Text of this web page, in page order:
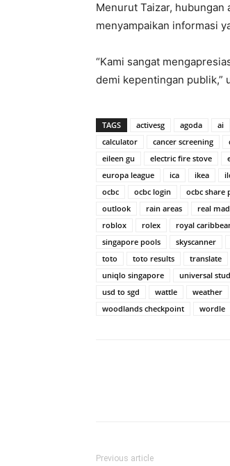
Menurut Taizar,
menyampaikan informasi
“Kami sangat
demi kepentingan publik,”
TAGS activesg agoda ai
calculator
cancer screening
eileen gu
electric fire stove
europa league
ica ikea
ocbc
ocbc login ocbc share
outlook
rain areas real
roblox
rolex royal
singapore pools
skyscanner
toto
toto results translate
uniqlo singapore
universal
usd to sgd
wattle weather
woodlands checkpoint
wordle
Previous article